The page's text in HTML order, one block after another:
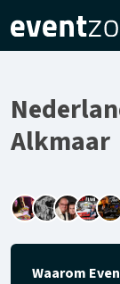
Alkmaar
Waarom